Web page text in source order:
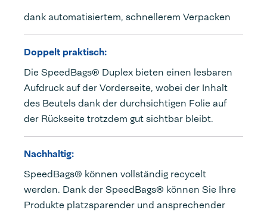
dank automatisiertem, schnellerem Verpacken
Doppelt praktisch:
Die SpeedBags® Duplex bieten einen lesbaren
Aufdruck auf der Vorderseite, wobei der Inhalt
des Beutels dank der durchsichtigen Folie auf
der Rückseite trotzdem gut sichtbar bleibt.
Nachhaltig:
SpeedBags® können vollständig recycelt
werden. Dank der SpeedBags® können Sie Ihre
Produkte platzsparender und ansprechender